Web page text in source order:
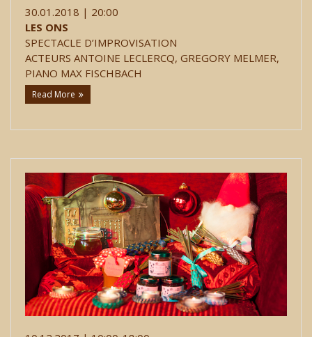
30.01.2018 | 20:00
LES ONS
SPECTACLE D’IMPROVISATION
ACTEURS ANTOINE LECLERCQ, GREGORY MELMER,
PIANO MAX FISCHBACH
Read More